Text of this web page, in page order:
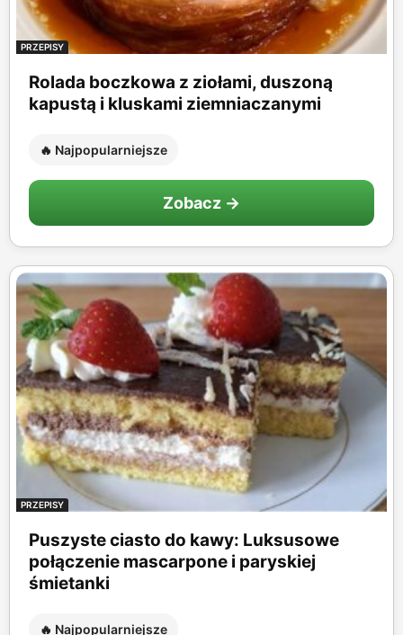
PRZEPISY
Rolada boczkowa z ziołami, duszoną
kapustą i kluskami ziemniaczanymi
🔥 Najpopularniejsze
Zobacz →
PRZEPISY
Puszyste ciasto do kawy: Luksusowe
połączenie mascarpone i paryskiej
śmietanki
🔥 Najpopularniejsze